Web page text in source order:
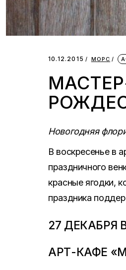
10.12.2015 МОРС
Новогодняя
В воскресенье в
праздничного
красные ягодки,
праздника
27 ДЕКАБРЯ
АРТ-КАФЕ